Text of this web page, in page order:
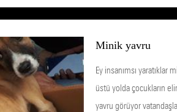
Minik yavru
Ey insanımsı
üstü yolda çocukların
yavru görüyor